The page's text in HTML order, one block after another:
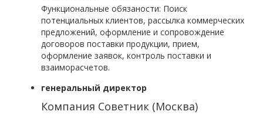
Функциональные обязаности: Поиск
потенциальных клиентов, рассылка коммерческих
предложений, оформление и сопровождение
договоров поставки продукции, прием,
оформление заявок, контроль поставки и
взаиморасчетов.
генеральный директор
Компания Советник (Москва)